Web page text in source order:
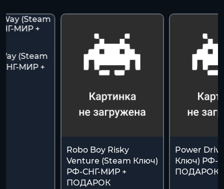
(Steam
МИР +
Robo Boy Risky
Venture (Steam Ключ)
РФ-СНГ-МИР +
ПОДАРОК
Power
Ключ) РФ-
ПОДАРОК